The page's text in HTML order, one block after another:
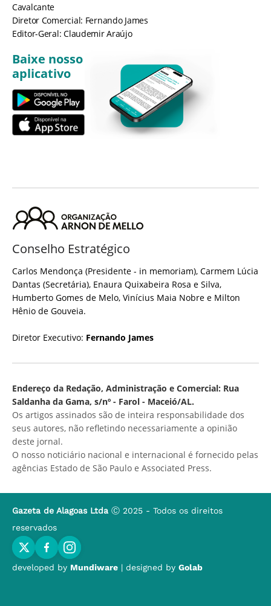
Cavalcante
Diretor Comercial: Fernando James
Editor-Geral: Claudemir Araújo
Baixe nosso
aplicativo
Conselho Estratégico
Carlos Mendonça (Presidente - in memoriam), Carmem Lúcia
Dantas (Secretária), Enaura Quixabeira Rosa e Silva,
Humberto Gomes de Melo, Vinícius Maia Nobre e Milton
Hênio de Gouveia.
Diretor Executivo: Fernando James
Endereço da Redação, Administração e Comercial: Rua
Saldanha da Gama, s/nº - Farol - Maceió/AL.
Os artigos assinados são de inteira responsabilidade dos
seus autores, não refletindo necessariamente a opinião
deste jornal.
O nosso noticiário nacional e internacional é fornecido pelas
agências Estado de São Paulo e Associated Press.
Gazeta de Alagoas Ltda Ⓒ 2025 - Todos os direitos
reservados
developed by Mundiware | designed by Golab